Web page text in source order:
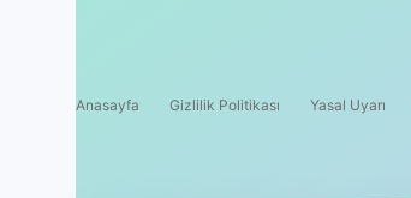
Anasayfa Gizlilik Politikası Yasal Uyarı